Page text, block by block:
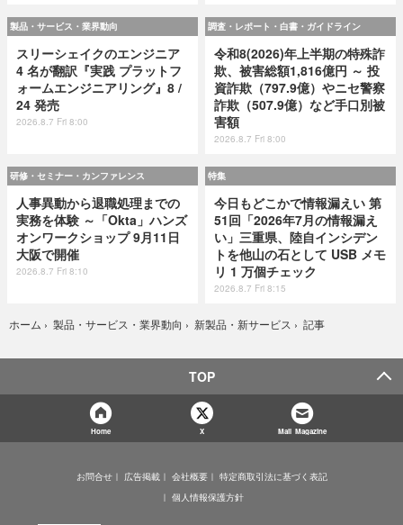
製品・サービス・業界動向
スリーシェイクのエンジニア
4 名が翻訳『実践 プラットフ
ォームエンジニアリング』8 /
24 発売
2026.8.7 Fri 8:00
調査・レポート・白書・ガイドライン
令和8(2026)年上半期の特殊詐
欺、被害総額1,816億円 ～ 投
資詐欺（797.9億）やニセ警察
詐欺（507.9億）など手口別被
害額
2026.8.7 Fri 8:00
研修・セミナー・カンファレンス
人事異動から退職処理までの
実務を体験 ～「Okta」ハンズ
オンワークショップ 9月11日
大阪で開催
2026.8.7 Fri 8:10
特集
今日もどこかで情報漏えい 第
51回「2026年7月の情報漏え
い」三重県、陸自インシデン
トを他山の石として USB メモ
リ 1 万個チェック
2026.8.7 Fri 8:15
ホーム › 製品・サービス・業界動向 › 新製品・新サービス › 記事
TOP
Home X Mail Magazine
お問合せ 広告掲載 会社概要
特定商取引法に基づく表記
個人情報保護方針